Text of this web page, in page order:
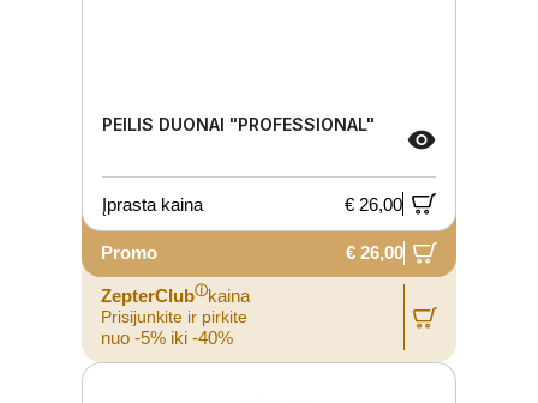
PEILIS DUONAI "PROFESSIONAL"
Įprasta kaina € 26,00
Promo € 26,00
ZepterClubⓘkaina
Prisijunkite ir pirkite
nuo -5% iki -40%